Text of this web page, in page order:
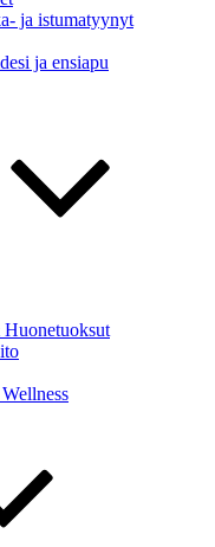
ja istumatyynyt
ja ensiapu